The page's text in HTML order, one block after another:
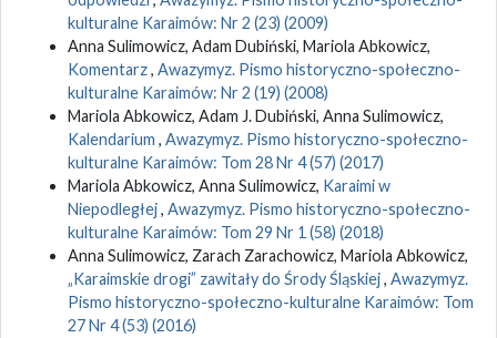
kulturalne Karaimów: Nr 2 (23) (2009)
Anna Sulimowicz, Adam Dubiński, Mariola Abkowicz,
Komentarz, Awazymyz. Pismo historyczno-społeczno-
kulturalne Karaimów: Nr 2 (19) (2008)
Mariola Abkowicz, Adam J. Dubiński, Anna Sulimowicz,
Kalendarium , Awazymyz. Pismo historyczno-społeczno-
kulturalne Karaimów: Tom 28 Nr 4 (57) (2017)
Mariola Abkowicz, Anna Sulimowicz, Karaimi w
Niepodległej, Awazymyz. Pismo historyczno-społeczno-
kulturalne Karaimów: Tom 29 Nr 1 (58) (2018)
Anna Sulimowicz, Zarach Zarachowicz, Mariola Abkowicz,
„Karaimskie drogi” zawitały do Środy Śląskiej, Awazymyz.
Pismo historyczno-społeczno-kulturalne Karaimów: Tom
27 Nr 4 (53) (2016)